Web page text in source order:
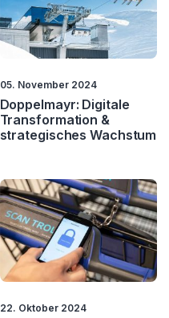
05. November 2024
Doppelmayr: Digitale
Transformation &
strategisches Wachstum
22. Oktober 2024